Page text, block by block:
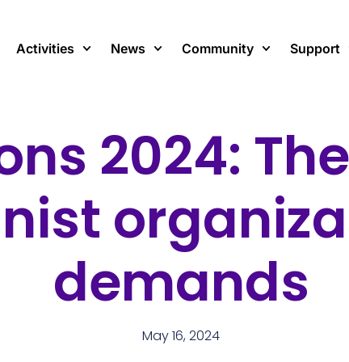
Activities News Community Support
2024:
demands
May 16, 2024